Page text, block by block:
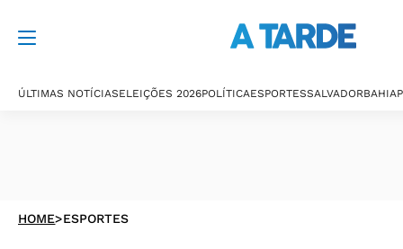
ÚLTIMAS NOTÍCIASELEIÇÕES 2026POLÍTICAESPORTESSALVADORBAHIA
HOME>ESPORTES